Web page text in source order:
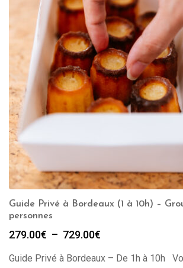
Guide Privé à Bordeaux (1 à 10h) –
personnes
279.00€ – 729.00€
prix :
Guide Privé à Bordeaux – De 1h à 10h